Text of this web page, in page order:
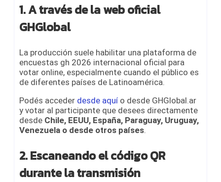
1. A través de la web oficial
GHGlobal
La producción suele habilitar una plataforma de
encuestas gh 2026 internacional oficial para
votar online, especialmente cuando el público es
de diferentes países de Latinoamérica.
Podés acceder desde aquí o desde GHGlobal.ar
y votar al participante que desees directamente
desde Chile, EEUU, España, Paraguay, Uruguay,
Venezuela o desde otros países.
2. Escaneando el código QR
durante la transmisión